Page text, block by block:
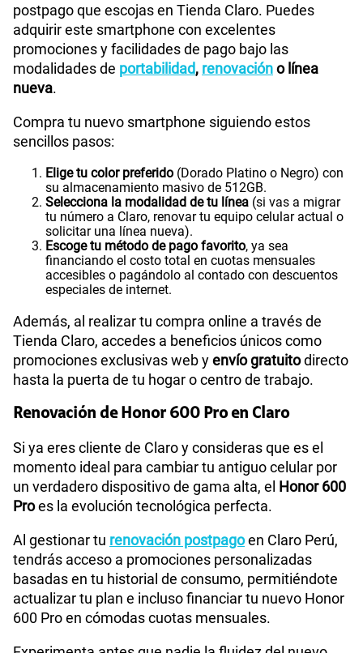
postpago que escojas en Tienda Claro. Puedes
adquirir este smartphone con excelentes
promociones y facilidades de pago bajo las
modalidades de portabilidad, renovacióno línea
nueva.
Compra tu nuevo smartphone siguiendo estos
sencillos pasos:
Elige tu color preferido (Dorado Platino o Negro) con
su almacenamiento masivo de 512GB.
Selecciona la modalidad de tu línea (si vas a migrar
tu número a Claro, renovar tu equipo celular actual o
solicitar una línea nueva).
Escoge tu método de pago favorito, ya sea
financiando el costo total en cuotas mensuales
accesibles o pagándolo al contado con descuentos
especiales de internet.
Además, al realizar tu compra online a través de
Tienda Claro, accedes a beneficios únicos como
promociones exclusivas web yenvío gratuitodirecto
hasta la puerta de tu hogar o centro de trabajo.
Renovación de Honor 600 Pro en Claro
Si ya eres cliente de Claro y consideras que es el
momento ideal para cambiar tu antiguo celular por
un verdadero dispositivo de gama alta, el Honor 600
Proes la evolución tecnológica perfecta.
Al gestionar tu renovación postpagoen Claro Perú,
tendrás acceso a promociones personalizadas
basadas en tu historial de consumo, permitiéndote
actualizar tu plan e incluso financiar tu nuevo Honor
600 Pro en cómodas cuotas mensuales.